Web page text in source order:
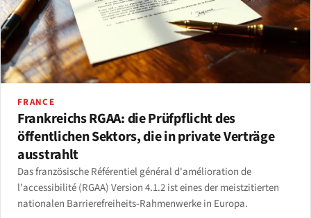
FRANCE
Frankreichs RGAA: die Prüfpflicht des
öffentlichen Sektors, die in private Verträge
ausstrahlt
Das französische Référentiel général d'amélioration de
l'accessibilité (RGAA) Version 4.1.2 ist eines der meistzitierten
nationalen Barrierefreiheits-Rahmenwerke in Europa.